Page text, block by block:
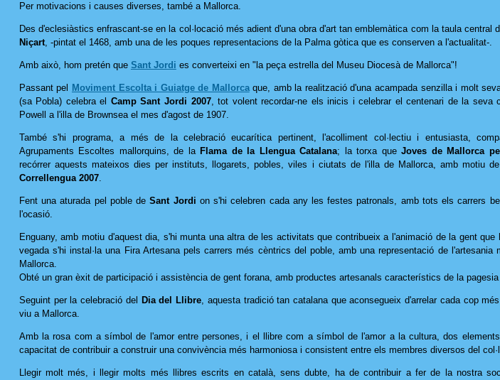
Per motivacions i causes diverses, també a Mallorca.
Des d'eclesiàstics enfrascant-se en la col·locació més adient d'una obra d'art tan emblemàtica com la taula central
Niçart, -pintat el 1468, amb una de les poques representacions de la Palma gòtica que es conserven a l'actualitat-.
Amb això, hom pretén que Sant Jordi es converteixi en "la peça estrella del Museu Diocesà de Mallorca"!
Passant pel Moviment Escolta i Guiatge de Mallorcaque, amb la realització d'una acampada senzilla i molt
(sa Pobla) celebra el Camp Sant Jordi 2007, tot volent recordar-ne els inicis i celebrar el centenari de la seva
Powell a l'illa de Brownsea el mes d'agost de 1907.
També s'hi programa, a més de la celebració eucarítica pertinent, l'acolliment col·lectiu i entusiasta,
Agrupaments Escoltes mallorquins, de la Flama de la Llengua Catalana; la torxa queJoves de Mallorca
recórrer aquests mateixos dies per instituts, llogarets, pobles, viles i ciutats de l'illa de Mallorca, amb motiu
Correllengua 2007.
Fent una aturada pel poble deSant Jordi on s'hi celebren cada any les festes patronals, amb tots els carrers
l'ocasió.
Enguany, amb motiu d'aquest dia, s'hi munta una altra de les activitats que contribueix a l'animació de la gent que
vegada s'hi instal·la una Fira Artesana pels carrers més cèntrics del poble, amb una representació de l'artesania
Mallorca.
Obté un gran èxit de participació i assistència de gent forana, amb productes artesanals característics de la pagesia
Seguint per la celebració del Dia del Llibre, aquesta tradició tan catalana que aconsegueix d'arrelar cada cop
viu a Mallorca.
Amb la rosa com a símbol de l'amor entre persones, i el llibre com a símbol de l'amor a la cultura, dos
capacitat de contribuir a construir una convivència més harmoniosa i consistent entre els membres diversos del
Llegir molt més, i llegir molts més llibres escrits en català, sens dubte, ha de contribuir a fer de la nostra